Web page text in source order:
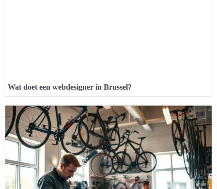
Wat doet een webdesigner in Brussel?